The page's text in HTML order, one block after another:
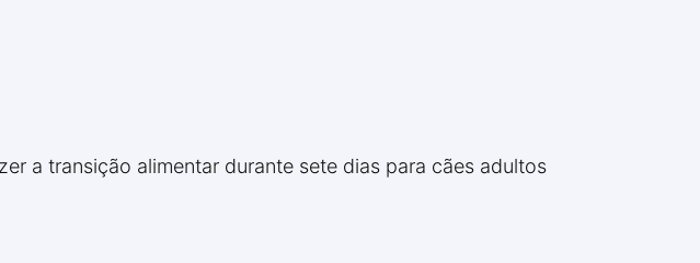
a transição alimentar durante sete dias para cães adultos